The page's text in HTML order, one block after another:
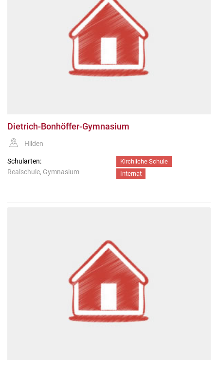
Dietrich-Bonhöffer-Gymnasium
Hilden
Schularten:
Realschule, Gymnasium
Kirchliche Schule
Internat